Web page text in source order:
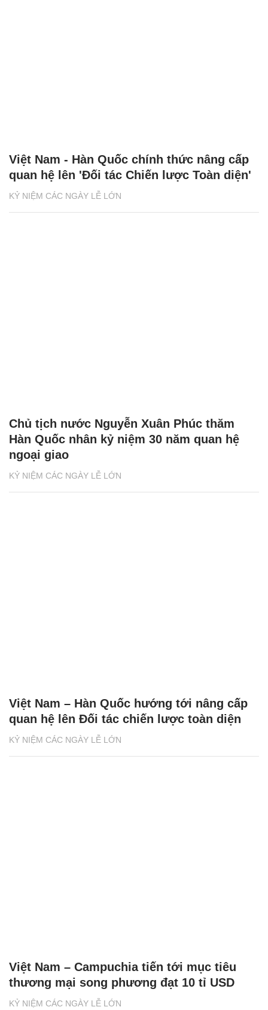
KỶ NIỆM CÁC NGÀY LỄ LỚN
Việt Nam - Hàn Quốc chính thức nâng cấp
quan hệ lên 'Đối tác Chiến lược Toàn diện'
KỶ NIỆM CÁC NGÀY LỄ LỚN
Chủ tịch nước Nguyễn Xuân Phúc thăm
Hàn Quốc nhân kỷ niệm 30 năm quan hệ
ngoại giao
KỶ NIỆM CÁC NGÀY LỄ LỚN
Việt Nam – Hàn Quốc hướng tới nâng cấp
quan hệ lên Đối tác chiến lược toàn diện
KỶ NIỆM CÁC NGÀY LỄ LỚN
Việt Nam – Campuchia tiến tới mục tiêu
thương mại song phương đạt 10 tỉ USD